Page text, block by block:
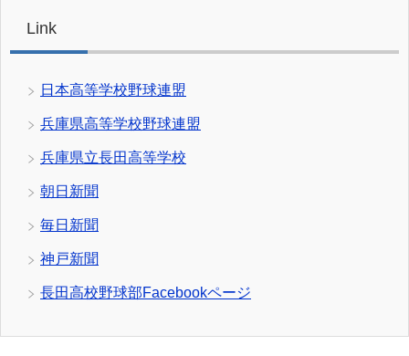
Link
日本高等学校野球連盟
兵庫県高等学校野球連盟
兵庫県立長田高等学校
朝日新聞
毎日新聞
神戸新聞
長田高校野球部Facebookページ